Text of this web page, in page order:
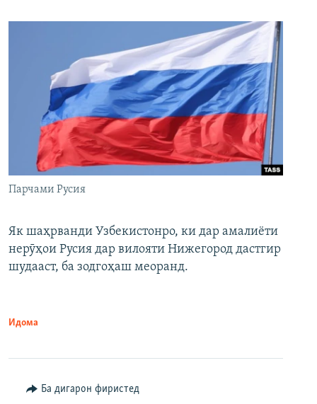
Парчами Русия
Як шаҳрванди Узбекистонро, ки дар амалиёти
нерӯҳои Русия дар вилояти Нижегород дастгир
шудааст, ба зодгоҳаш меоранд.
Идома
Ба дигарон фиристед